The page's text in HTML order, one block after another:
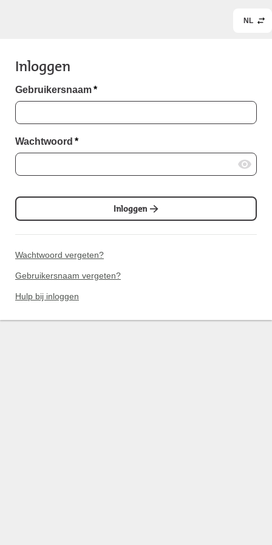
NL
Inloggen
Gebruikersnaam*
Wachtwoord *
Inloggen
Wachtwoord vergeten?
Gebruikersnaam vergeten?
Hulp bij inloggen